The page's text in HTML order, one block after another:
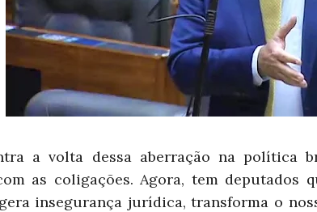
a volta dessa aberração na política
as coligações. Agora, tem deputados
insegurança jurídica, transforma o